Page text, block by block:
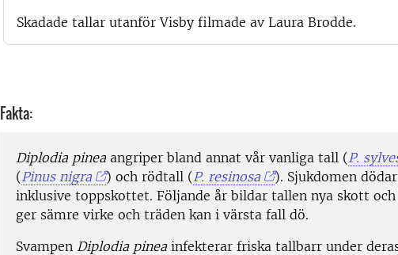
Skadade tallar utanför Visby filmade av Laura Brodde.
Fakta:
Diplodia pineaangriper bland annat vår vanliga tall (P.
(Pinus nigra ) och rödtall (P. resinosa
). Sjukdomen
inklusive toppskottet. Följande år bildar tallen nya skott
ger sämre virke och träden kan i värsta fall dö.
Svampen Diplodia pineainfekterar friska tallbarr under